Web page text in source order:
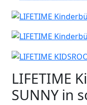
LIFETIME
SUNNY in